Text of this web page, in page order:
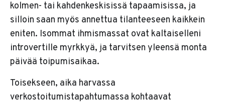
kolmen- tai kahdenkeskisissä tapaamisissa, ja
silloin saan myös annettua tilanteeseen kaikkein
eniten. Isommat ihmismassat ovat kaltaiselleni
introvertille myrkkyä, ja tarvitsen yleensä monta
päivää toipumisaikaa.
Toisekseen, aika harvassa
verkostoitumistapahtumassa kohtaavat